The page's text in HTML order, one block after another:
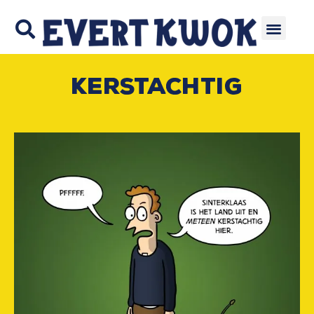
Kerstachtig